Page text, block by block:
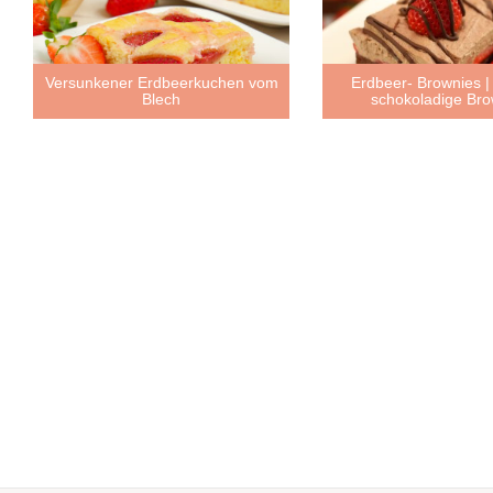
Versunkener Erdbeerkuchen vom
Blech
Erdbeer- Brownies
schokoladige